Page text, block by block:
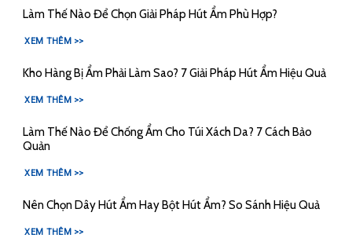
Làm Thế Nào Để Chọn Giải Pháp Hút Ẩm Phù Hợp?
XEM THÊM >>
Kho Hàng Bị Ẩm Phải Làm Sao? 7 Giải Pháp Hút Ẩm Hiệu Quả
XEM THÊM >>
Làm Thế Nào Để Chống Ẩm Cho Túi Xách Da? 7 Cách Bảo
Quản
XEM THÊM >>
Nên Chọn Dây Hút Ẩm Hay Bột Hút Ẩm? So Sánh Hiệu Quả
XEM THÊM >>